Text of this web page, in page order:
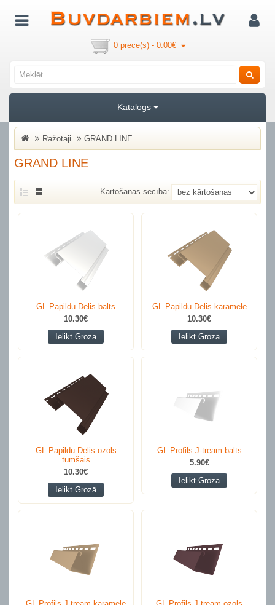
0 prece(s) - 0.00€
Katalogs
Ražotāji GRAND LINE
GRAND LINE
Kārtošanas secība:
GL Papildu Dēlis balts
10.30€
Ielikt Grozā
GL Papildu Dēlis karamele
10.30€
Ielikt Grozā
GL Papildu Dēlis ozols
tumšais
10.30€
Ielikt Grozā
GL Profils J-tream balts
5.90€
Ielikt Grozā